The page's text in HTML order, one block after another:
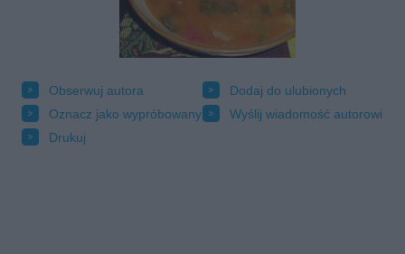
Obserwuj autora
Dodaj do ulubionych
Oznacz jako wypróbowany
Wyślij wiadomość autorowi
Drukuj